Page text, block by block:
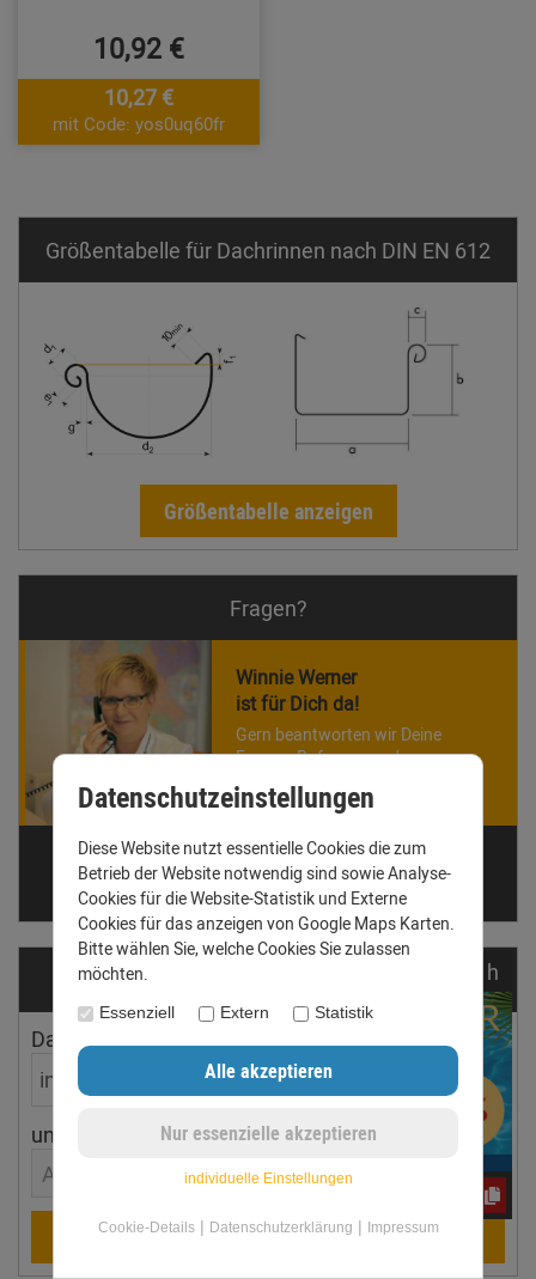
10,92 €
10,27 €
mit Code: yos0uq60fr
Größentabelle für Dachrinnen nach DIN EN 612
Größentabelle anzeigen
Fragen?
Winnie Werner
ist für Dich da!
Gern beantworten wir Deine
Fragen. Ruf uns an oder
Telefon: +49 (0) 3431 6060510
anfrage@dachrinnen-shop.de
Dachfläche Dachneigung
ungefährer Ort
Aachen
Berechnen
h
Datenschutzeinstellungen
Diese Website nutzt essentielle Cookies die zum
Betrieb der Website notwendig sind sowie Analyse-
Cookies für die Website-Statistik und Externe
Cookies für das anzeigen von Google Maps Karten.
Bitte wählen Sie, welche Cookies Sie zulassen
möchten.
Essenziell Extern Statistik
individuelle Einstellungen
Cookie-Details| Datenschutzerklärung | Impressum